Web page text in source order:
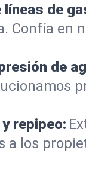
de
Confía
de
repipeo:
a los